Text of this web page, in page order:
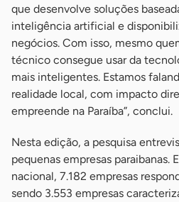
que desenvolve soluções
inteligência artificial e
negócios. Com isso, mesmo
técnico consegue usar da
mais inteligentes. Estamos
realidade local, com impacto
empreende na Paraíba”, conclui.
Nesta edição, a pesquisa
pequenas empresas paraibanas.
nacional, 7.182 empresas
sendo 3.553 empresas